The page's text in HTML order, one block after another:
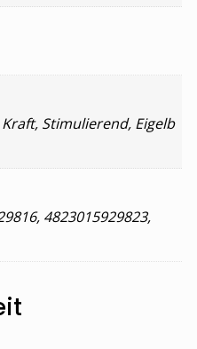
Stimulierend, Eigelb
4823015929823,